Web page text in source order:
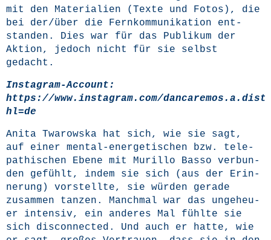
mit den Mate­ria­li­en (Tex­te und Fotos), die
bei der/über die Fern­kom­mu­ni­ka­ti­on ent­
stan­den. Dies war für das Publi­kum der
Akti­on, jedoch nicht für sie selbst
gedacht.
Insta­gram-Account:
https://www.instagram.com/
hl=de
Ani­ta Twa­rows­ka hat sich, wie sie sagt,
auf einer men­tal-ener­ge­ti­schen bzw. tele­
pa­thi­schen Ebe­ne mit Mur­il­lo Bas­so ver­bun­
den gefühlt, indem sie sich (aus der Erin­
ne­rung) vor­stell­te, sie wür­den gera­de
zusam­men tan­zen. Manch­mal war das unge­heu­
er inten­siv, ein ande­res Mal fühl­te sie
sich dis­con­nec­ted. Und auch er hat­te, wie